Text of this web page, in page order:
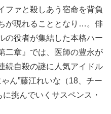
ファと殺しあう宿命を背負
が現れることとなり …。俳
の役者が集結した本格ハー
二章』では、医師の豊永が
続自殺の謎に人気アイドル
ん”藤江れいな（18、チー
挑んでいくサスペンス・